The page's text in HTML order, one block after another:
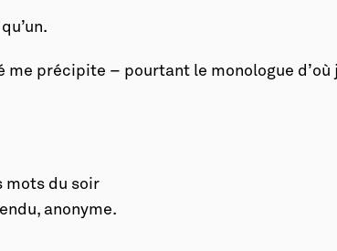
précipite – pourtant le monologue d’où
mots du soir
anonyme.